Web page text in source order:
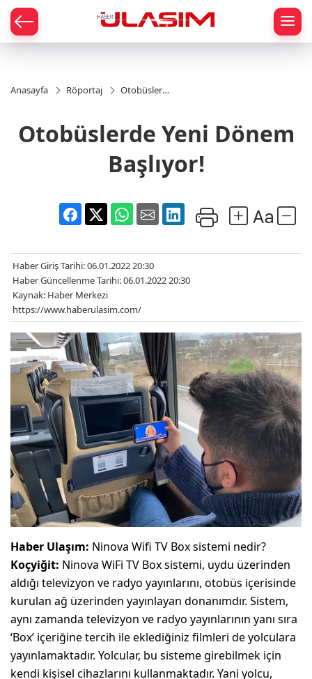
Anasayfa Röportaj
Otobüslerde
Otobüslerde Yeni Dönem
Başlıyor!
Haber Giriş Tarihi: 06.01.2022 20:30
Haber Güncellenme Tarihi: 06.01.2022 20:30
Kaynak: Haber Merkezi
https://www.haberulasim.com/
Haber Ulaşım: Ninova Wifi TV Box sistemi nedir?
Koçyiğit: Ninova WiFi TV Box sistemi, uydu üzerinden
aldığı televizyon ve radyo yayınlarını, otobüs içerisinde
kurulan ağ üzerinden yayınlayan donanımdır. Sistem,
aynı zamanda televizyon ve radyo yayınlarının yanı sıra
‘Box’ içeriğine tercih ile eklediğiniz filmleri de yolculara
yayınlamaktadır. Yolcular, bu sisteme girebilmek için
kendi kişisel cihazlarını kullanmaktadır. Yani yolcu,